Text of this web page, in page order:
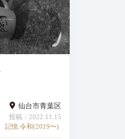
仙台市青葉区
投稿：2022.11.15
記憶:令和(2019〜)